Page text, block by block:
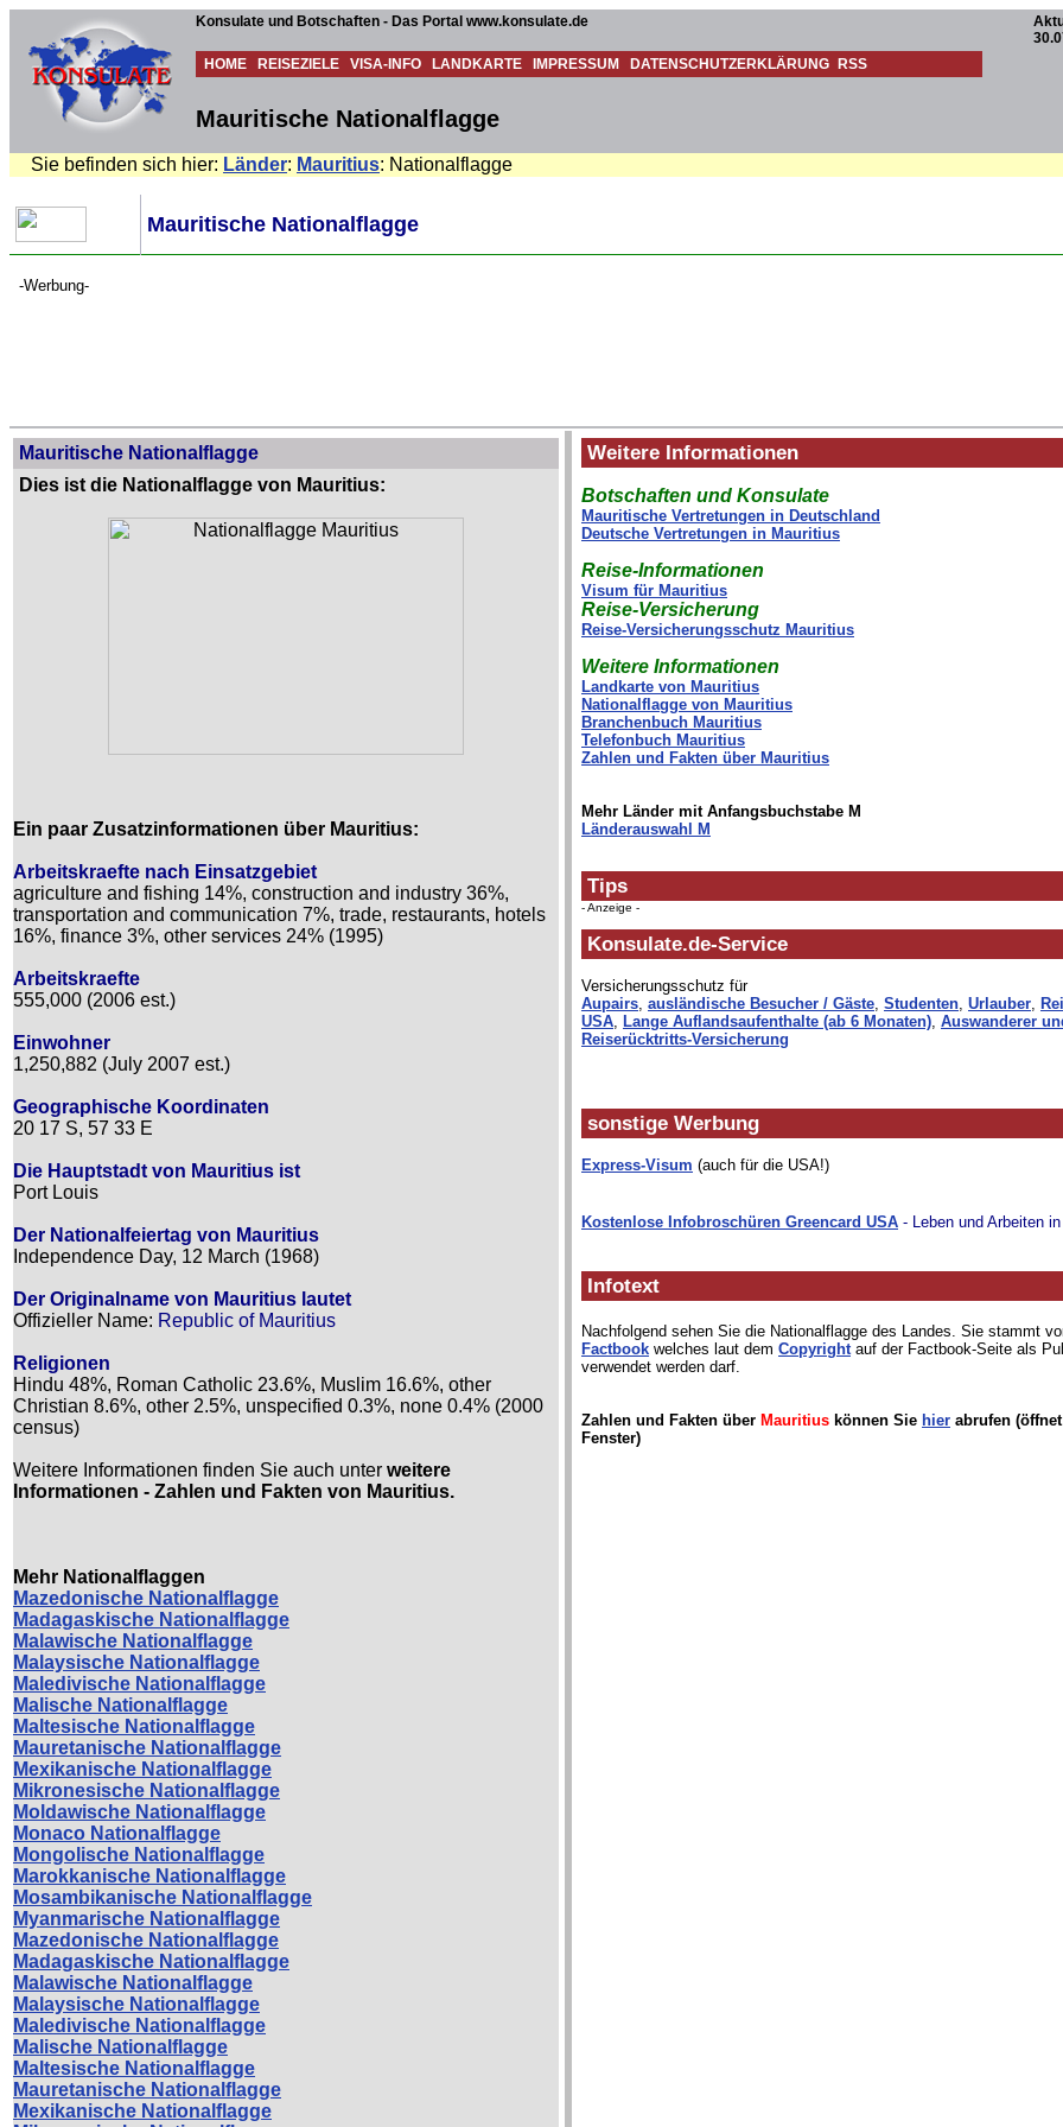
Konsulate und Botschaften - Das Portal www.konsulate.de
HOME REISEZIELE VISA-INFO LANDKARTE IMPRESSUM DATENSCHUTZERKLÄRUNG RSS
Mauritische Nationalflagge
Sie befinden sich hier: Länder: Mauritius: Nationalflagge
Mauritische Nationalflagge
-Werbung-
Mauritische Nationalflagge
Dies ist die Nationalflagge von Mauritius:
Ein paar Zusatzinformationen über Mauritius:
Arbeitskraefte nach Einsatzgebiet
agriculture and fishing 14%, construction and industry 36%,
transportation and communication 7%, trade, restaurants, hotels
16%, finance 3%, other services 24% (1995)
Arbeitskraefte
555,000 (2006 est.)
Einwohner
1,250,882 (July 2007 est.)
Geographische Koordinaten
20 17 S, 57 33 E
Die Hauptstadt von Mauritius ist
Port Louis
Der Nationalfeiertag von Mauritius
Independence Day, 12 March (1968)
Der Originalname von Mauritius lautet
Offizieller Name: Republic of Mauritius
Religionen
Hindu 48%, Roman Catholic 23.6%, Muslim 16.6%, other
Christian 8.6%, other 2.5%, unspecified 0.3%, none 0.4% (2000
census)
Weitere Informationen finden Sie auch unter weitere
Informationen - Zahlen und Fakten von Mauritius.
Mehr Nationalflaggen
Mazedonische Nationalflagge
Madagaskische Nationalflagge
Malawische Nationalflagge
Malaysische Nationalflagge
Maledivische Nationalflagge
Malische Nationalflagge
Maltesische Nationalflagge
Mauretanische Nationalflagge
Mexikanische Nationalflagge
Mikronesische Nationalflagge
Moldawische Nationalflagge
Monaco Nationalflagge
Mongolische Nationalflagge
Marokkanische Nationalflagge
Mosambikanische Nationalflagge
Myanmarische Nationalflagge
Mazedonische Nationalflagge
Madagaskische Nationalflagge
Malawische Nationalflagge
Malaysische Nationalflagge
Maledivische Nationalflagge
Malische Nationalflagge
Maltesische Nationalflagge
Mauretanische Nationalflagge
Mexikanische Nationalflagge
Weitere Informationen
Botschaften und Konsulate
Mauritische Vertretungen in Deutschland
Deutsche Vertretungen in Mauritius
Reise-Informationen
Visum für Mauritius
Reise-Versicherung
Reise-Versicherungsschutz Mauritius
Weitere Informationen
Landkarte von Mauritius
Nationalflagge von Mauritius
Branchenbuch Mauritius
Telefonbuch Mauritius
Zahlen und Fakten über Mauritius
Mehr Länder mit Anfangsbuchstabe M
Länderauswahl M
Tips
- Anzeige -
Konsulate.de-Service
Versicherungsschutz für
Aupairs, ausländische Besucher / Gäste, Studenten, Urlauber,
USA, Lange Auflandsaufenthalte (ab 6 Monaten), Auswanderer
Reiserücktritts-Versicherung
sonstige Werbung
Express-Visum (auch für die USA!)
Kostenlose Infobroschüren Greencard USA - Leben und Arbeiten
Infotext
Nachfolgend sehen Sie die Nationalflagge des Landes. Sie stammt
Factbook welches laut dem Copyrightauf der Factbook-Seite als
verwendet werden darf.
Zahlen und Fakten über Mauritius können Sie hier abrufen
Fenster)